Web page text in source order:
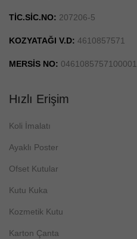
TİC.SİC.NO: 207206-5
KOZYATAĞI V.D: 4610857571
MERSİS NO: 0461085757100001
Hızlı Erişim
Koli İmalatı
Ayaklı Poster
Ofset Kutular
Kutu Kuka
Kozmetik Kutu
Karton Çanta